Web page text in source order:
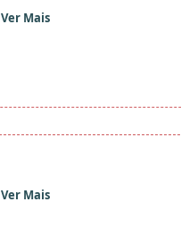
Ver Mais
Ver Mais